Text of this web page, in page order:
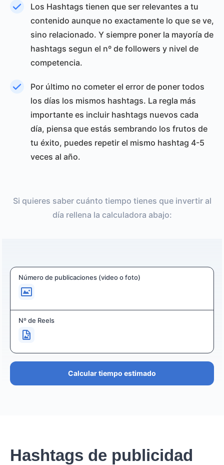
Los Hashtags tienen que ser relevantes a tu
contenido aunque no exactamente lo que se ve,
sino relacionado. Y siempre poner la mayoría de
hashtags segun el nº de followers y nivel de
competencia.
Por último no cometer el error de poner todos
los días los mismos hashtags. La regla más
importante es incluir hashtags nuevos cada
día, piensa que estás sembrando los frutos de
tu éxito, puedes repetir el mismo hashtag 4-5
veces al año.
Si quieres saber cuánto tiempo tienes que invertir al
día rellena la calculadora abajo:
Número de publicaciones (video o foto)
Nº de Reels
Calcular tiempo estimado
Hashtags de publicidad